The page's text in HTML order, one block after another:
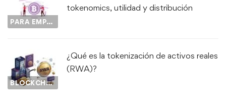
PARA EMPEZAR...
tokenomics, utilidad y distribución
BLOCKCHAIN
¿Qué es la tokenización de activos reales
(RWA)?